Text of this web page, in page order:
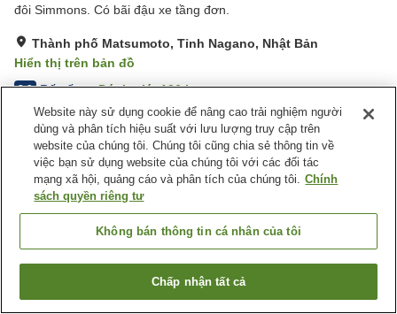
đôi Simmons. Có bãi đậu xe tầng đơn.
Thành phố Matsumoto, Tỉnh Nagano, Nhật Bản
Hiển thị trên bản đồ
3.9 Rất tốt Đánh giá:136lượt
Tiện nghi chỗ nghỉ
Bãi đỗ xe
Nhà hàng
Máy bán hàng tự động
Giặt ủi có phí
Nhật Bản Tỉnh Nagano
Thành phố Matsumoto
Garden Hotel Matsumoto
Tìm phòng trống
Website này sử dụng cookie để nâng cao trải nghiệm người
dùng và phân tích hiệu suất với lưu lượng truy cập trên
website của chúng tôi. Chúng tôi cũng chia sẻ thông tin về
việc bạn sử dụng website của chúng tôi với các đối tác
mạng xã hội, quảng cáo và phân tích của chúng tôi. Chính
sách quyền riêng tư
Không bán thông tin cá nhân của tôi
Chấp nhận tất cả